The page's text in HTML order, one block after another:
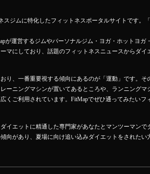
スジムに特化したフィットネスポータルサイトです
が運営するジムやパーソナルジム・ヨガ・ホットヨ
マにしており、話題のフィットネスニュースからダ
り、一番重要視する傾向にあるのが「運動」です。
ーニングマシンが置いてあるところや、ランニング
くご利用されています。FitMapでぜひ通ってみたい
イエットに精通した専門家があなたとマンツーマン
向があり、夏場に向け追い込みダイエットをされた